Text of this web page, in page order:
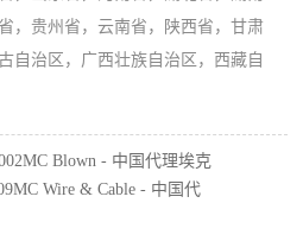
，贵州省，云南省，陕西省，甘肃
自治区，广西壮族自治区，西藏自
Blown - 中国代理埃克
森美孚高性能PE
Wire & Cable - 中国代